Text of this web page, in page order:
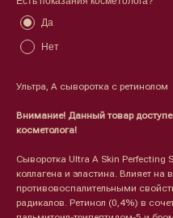
Да
Нет
Ультра, А сыворотка с ретинолом
Внимание! Данный товар
косметолога!
Сыворотка Ultra A Skin Perfecting
коллагена и эластина. Влияет на
противовоспалительными
радикалов. Ретинол (0,4%) в